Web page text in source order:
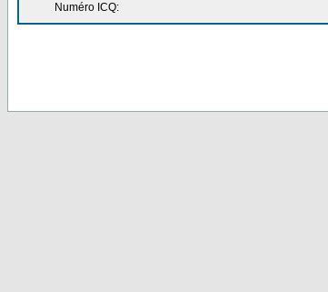
Numéro ICQ: